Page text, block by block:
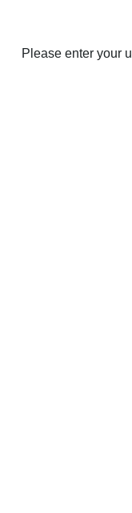
Please enter your